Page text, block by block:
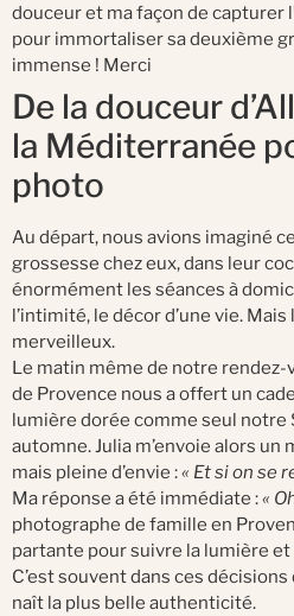
douceur et ma façon de capturer
pour immortaliser sa deuxième
immense ! Merci
De la douceur
la Méditerranée
photo
Au départ, nous avions imaginé
grossesse chez eux, dans leur
énormément les séances à
l’intimité, le décor d’une vie.
merveilleux.
Le matin même de notre rendez-
de Provence nous a offert un
lumière dorée comme seul notre
automne. Julia m’envoie alors un
mais pleine d’envie :« Et si on se
Ma réponse a été immédiate :«
photographe de famille en
partante pour suivre la lumière
C’est souvent dans ces
naît la plus belle authenticité.